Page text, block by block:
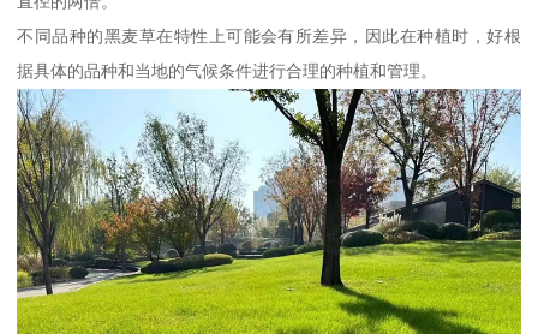
不同品种的黑麦草在特性上可能会有所差异，因此在种植时，好根
据具体的品种和当地的气候条件进行合理的种植和管理。